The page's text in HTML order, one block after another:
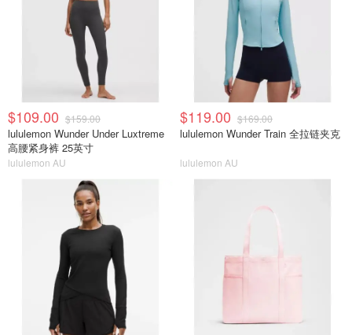
$109.00 $159.00
lululemon Wunder Under Luxtreme
高腰紧身裤 25英寸
lululemon AU
$119.00 $169.00
lululemon Wunder Train 全拉链夹克
lululemon AU